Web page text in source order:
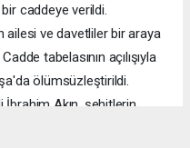
caddeye verildi.
ve davetliler bir araya
tabelasının açılışıyla
ölümsüzleştirildi.
Akın, şehitlerin